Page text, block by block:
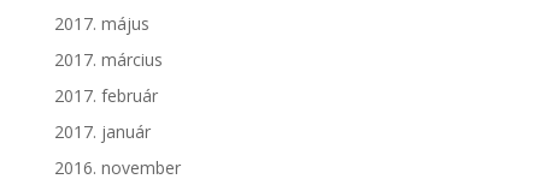
2017. május
2017. március
2017. február
2017. január
2016. november